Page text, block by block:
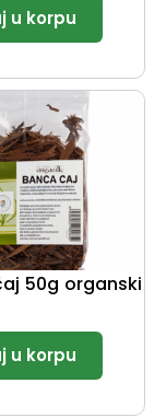
50g organski